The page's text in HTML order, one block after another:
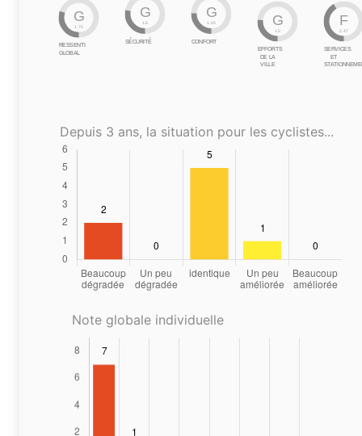
G
1.75
RESSENTI
GLOBAL
G
1.6
SÉCURITÉ
G
1.45
CONFORT
G
1.5
EFFORTS
DE LA
VILLE
F
2.47
SERVICES
ET
Depuis 3 ans, la situation pour les cyclistes...
Note globale individuelle